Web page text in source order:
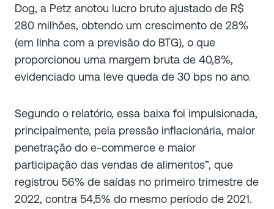
Dog, a Petz anotou lucro bruto ajustado de R$
280 milhões, obtendo um crescimento de 28%
(em linha com a previsão do BTG), o que
proporcionou uma margem bruta de 40,8%,
evidenciado uma leve queda de 30 bps no ano.
Segundo o relatório, essa baixa foi impulsionada,
principalmente, pela pressão inflacionária, maior
penetração do e-commerce e maior
participação das vendas de alimentos”, que
registrou 56% de saídas no primeiro trimestre de
2022, contra 54,5% do mesmo período de 2021.